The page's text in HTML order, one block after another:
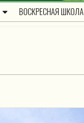
ВОСКРЕСНАЯ ШКОЛА